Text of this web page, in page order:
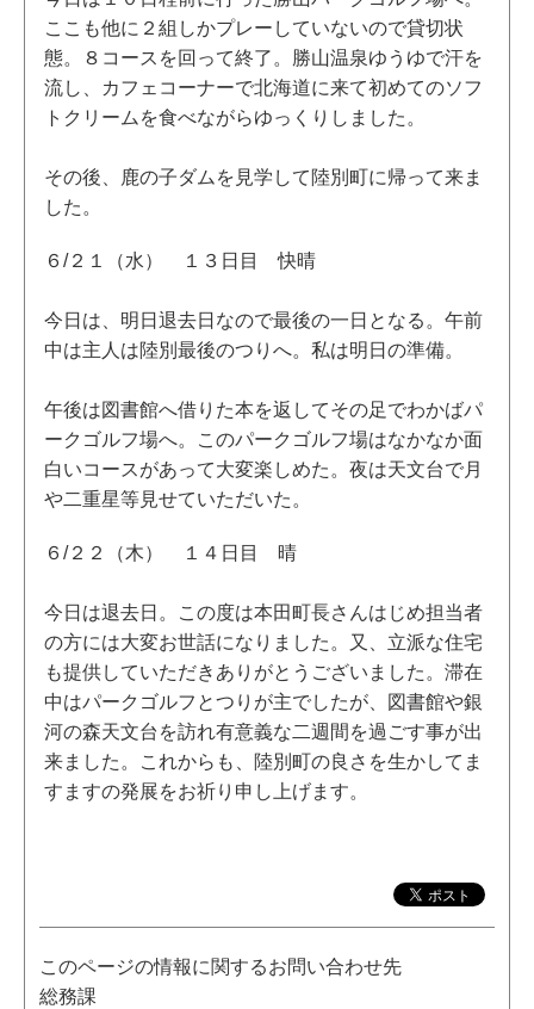
ここも他に２組しかプレーしていないので貸切状
態。８コースを回って終了。勝山温泉ゆうゆで汗を
流し、カフェコーナーで北海道に来て初めてのソフ
トクリームを食べながらゆっくりしました。
その後、鹿の子ダムを見学して陸別町に帰って来ま
した。
６/２１（水） １３日目 快晴
今日は、明日退去日なので最後の一日となる。午前
中は主人は陸別最後のつりへ。私は明日の準備。
午後は図書館へ借りた本を返してその足でわかばパ
ークゴルフ場へ。このパークゴルフ場はなかなか面
白いコースがあって大変楽しめた。夜は天文台で月
や二重星等見せていただいた。
６/２２（木） １４日目 晴
今日は退去日。この度は本田町長さんはじめ担当者
の方には大変お世話になりました。又、立派な住宅
も提供していただきありがとうございました。滞在
中はパークゴルフとつりが主でしたが、図書館や銀
河の森天文台を訪れ有意義な二週間を過ごす事が出
来ました。これからも、陸別町の良さを生かしてま
すますの発展をお祈り申し上げます。
このページの情報に関するお問い合わせ先
総務課